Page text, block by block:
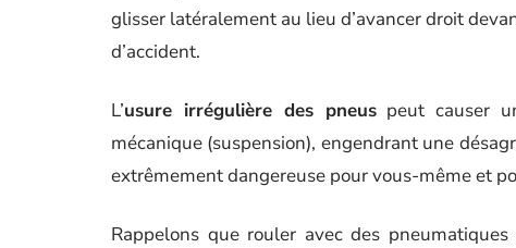
glisser latéralement au lieu d’avancer droit
d’accident.
L’usure irrégulière des pneuspeut causer
mécanique (suspension), engendrant une
extrêmement dangereuse pour vous-même et
Rappelons que rouler avec des